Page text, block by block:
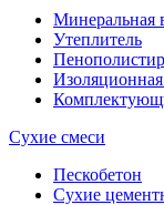
Минеральная
Утеплитель
Сухие смеси
Пескобетон
Сухие